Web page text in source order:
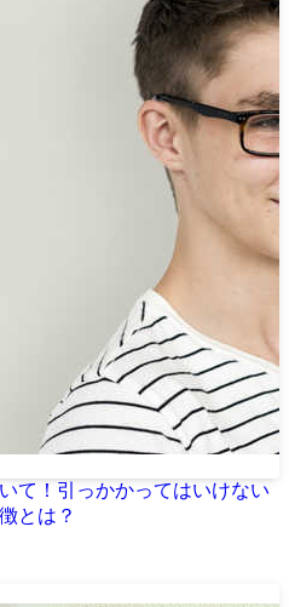
て！引っかかってはいけない
とは？